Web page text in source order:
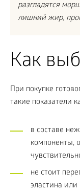
разгладятся
лишний жир,
Как
При покупке
такие показатели
в составе
компоненты,
не стоит
эластина или